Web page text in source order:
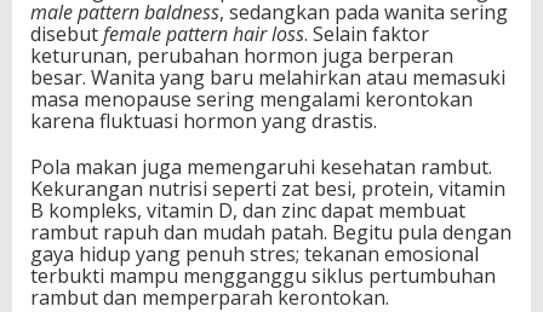
male pattern baldness, sedangkan pada wanita sering
disebutfemale pattern hair loss. Selain faktor
keturunan, perubahan hormon juga berperan
besar. Wanita yang baru melahirkan atau memasuki
masa menopause sering mengalami kerontokan
karena fluktuasi hormon yang drastis.
Pola makan juga memengaruhi kesehatan rambut.
Kekurangan nutrisi seperti zat besi, protein, vitamin
B kompleks, vitamin D, dan zinc dapat membuat
rambut rapuh dan mudah patah. Begitu pula dengan
gaya hidup yang penuh stres; tekanan emosional
terbukti mampu mengganggu siklus pertumbuhan
rambut dan memperparah kerontokan.